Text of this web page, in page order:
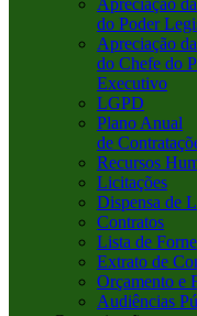
Apreciação
do Poder
Apreciação
do Chefe do
Executivo
LGPD
Plano Anual
de
Recursos
Licitações
Dispensa de
Contratos
Lista de
Extrato de
Orçamento e
Audiências